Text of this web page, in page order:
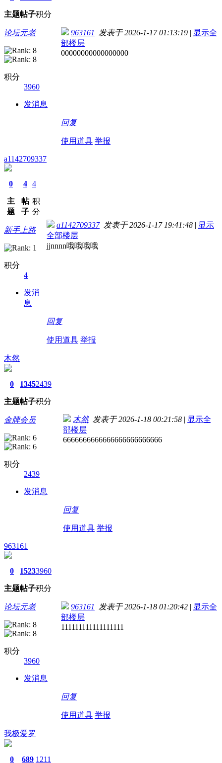
主题帖子积分
论坛元老
积分
3960
发消息
963161 发表于 2026-1-17 01:13:19 | 显示全
部楼层
00000000000000000
回复
使用道具 举报
a1142709337
0
主
题
4
帖
子
4
积
分
新手上路
积分
4
发消
息
a1142709337发表于 2026-1-17 19:41:48 | 显示
全部楼层
jjnnnn哦哦哦哦
回复
使用道具 举报
木然
0
主题
1345
帖子
2439
积分
金牌会员
积分
2439
发消息
木然发表于 2026-1-18 00:21:58 | 显示全
部楼层
6666666666666666666666666
回复
使用道具 举报
963161
0
主题
1523
帖子
3960
积分
论坛元老
积分
3960
发消息
963161 发表于 2026-1-18 01:20:42 | 显示全
部楼层
111111111111111111
回复
使用道具 举报
我极爱罗
0 689 1211